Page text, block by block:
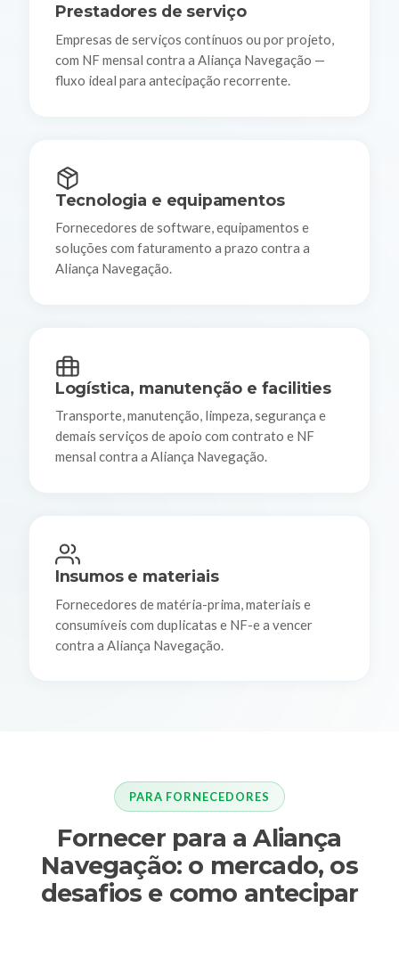
Prestadores de serviço
Empresas de serviços contínuos ou por projeto,
com NF mensal contra a Aliança Navegação —
fluxo ideal para antecipação recorrente.
Tecnologia e equipamentos
Fornecedores de software, equipamentos e
soluções com faturamento a prazo contra a
Aliança Navegação.
Logística, manutenção e facilities
Transporte, manutenção, limpeza, segurança e
demais serviços de apoio com contrato e NF
mensal contra a Aliança Navegação.
Insumos e materiais
Fornecedores de matéria-prima, materiais e
consumíveis com duplicatas e NF-e a vencer
contra a Aliança Navegação.
PARA FORNECEDORES
Fornecer para a Aliança
Navegação: o mercado, os
desafios e como antecipar